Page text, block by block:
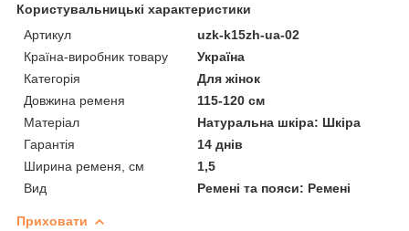
Користувальницькі характеристики
Артикул
uzk-k15zh-ua-02
Країна-виробник товару
Україна
Категорія
Для жінок
Довжина ременя
115-120 см
Матеріал
Натуральна шкіра: Шкіра
Гарантія
14 днів
Ширина ременя, см
1,5
Вид
Ремені та пояси: Ремені
Приховати